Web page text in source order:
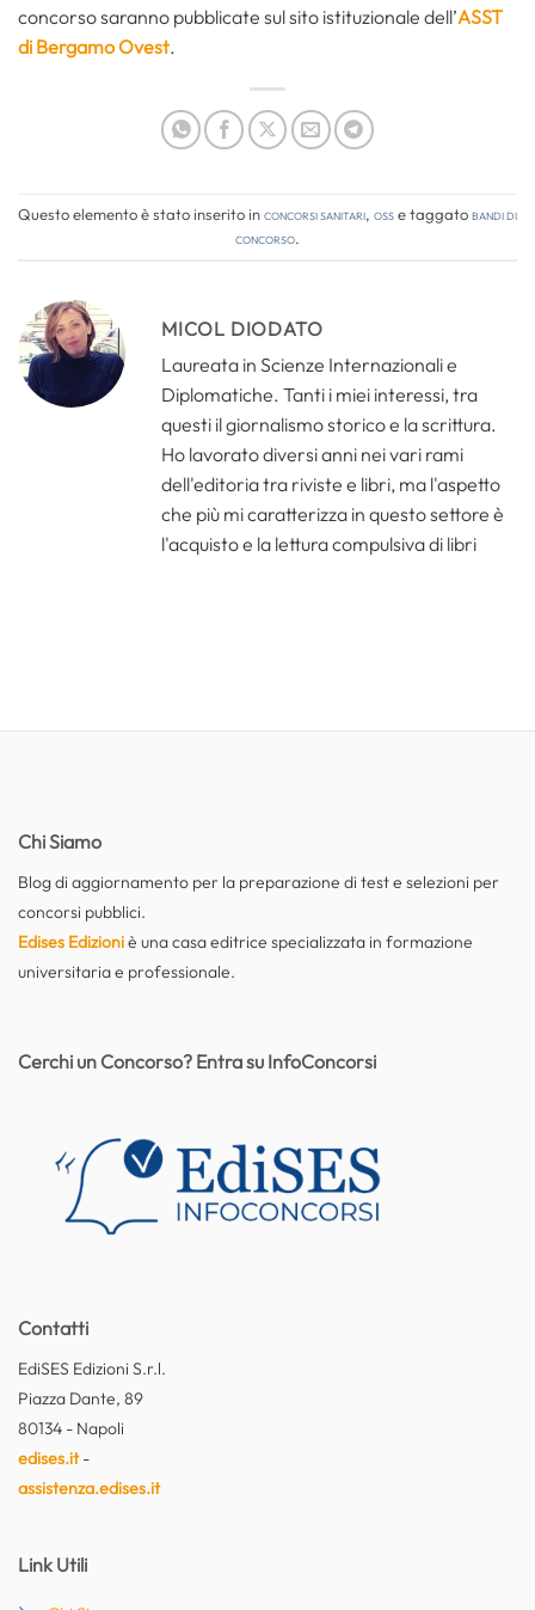
concorso saranno pubblicate sul sito istituzionale dell’ASST
di Bergamo Ovest.
Questo elemento è stato inserito inConcorsi Sanitari, OSSe taggatobandi di
concorso.
MICOL DIODATO
Laureata in Scienze Internazionali e
Diplomatiche. Tanti i miei interessi, tra
questi il giornalismo storico e la scrittura.
Ho lavorato diversi anni nei vari rami
dell'editoria tra riviste e libri, ma l'aspetto
che più mi caratterizza in questo settore è
l'acquisto e la lettura compulsiva di libri
Chi Siamo
Blog di aggiornamento per la preparazione di test e selezioni per
concorsi pubblici.
Edises Edizioniè una casa editrice specializzata in formazione
universitaria e professionale.
Contatti
EdiSES Edizioni S.r.l.
Piazza Dante, 89
80134 - Napoli
edises.it-
assistenza.edises.it
Link Utili
Cerchi un Concorso? Entra su InfoConcorsi